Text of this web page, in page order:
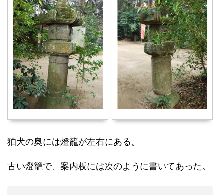
狛犬の奥には燈籠が左右にある。
古い燈籠で、案内板には次のように書いてあった。